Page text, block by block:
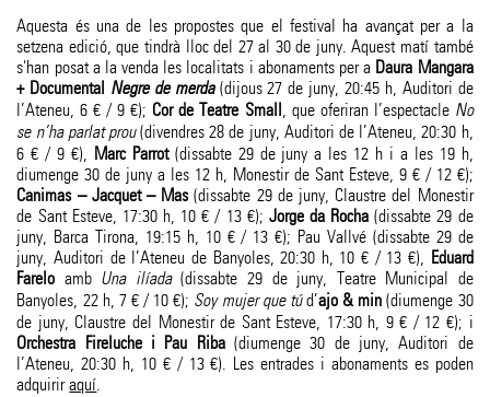
Aquesta és una de les propostes que el festival ha avançat per a la
setzena edició, que tindrà lloc del 27 al 30 de juny. Aquest matí també
s'han posat a la venda les localitats i abonaments per a Daura Mangara
+ Documental Negre de merda(dijous 27 de juny, 20:45 h, Auditori de
l’Ateneu, 6 € / 9 €); Cor de Teatre Small, que oferiran l’espectacle No
se n’ha parlat prou(divendres 28 de juny, Auditori de l’Ateneu, 20:30 h,
6 € / 9 €), Marc Parrot(dissabte 29 de juny a les 12 h i a les 19 h,
diumenge 30 de juny a les 12 h, Monestir de Sant Esteve, 9 € / 12 €);
Canimas – Jacquet – Mas(dissabte 29 de juny, Claustre del Monestir
de Sant Esteve, 17:30 h, 10 € / 13 €); Jorge da Rocha (dissabte 29 de
juny, Barca Tirona, 19:15 h, 10 € / 13 €); Pau Vallvé (dissabte 29 de
juny, Auditori de l’Ateneu de Banyoles, 20:30 h, 10 € / 13 €), Eduard
Farelo amb Una ilíada(dissabte 29 de juny, Teatre Municipal de
Banyoles, 22 h, 7 € / 10 €); Soy mujer que túd’ajo & min (diumenge 30
de juny, Claustre del Monestir de Sant Esteve, 17:30 h, 9 € / 12 €); i
Orchestra Fireluche i Pau Riba(diumenge 30 de juny, Auditori de
l’Ateneu, 20:30 h, 10 € / 13 €). Les entrades i abonaments es poden
adquiriraquí.